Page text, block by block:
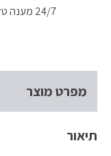
24/7 מענה טלפוני
מפרט מוצר
תיאור